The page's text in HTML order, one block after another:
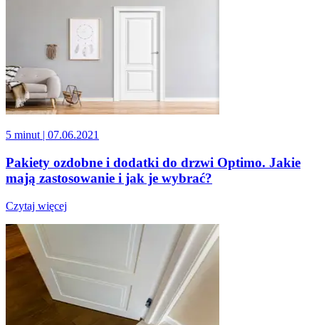
5 minut | 07.06.2021
Pakiety ozdobne i dodatki do drzwi Optimo. Jakie
mają zastosowanie i jak je wybrać?
Czytaj więcej